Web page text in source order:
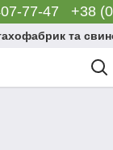
77-47 +38
та